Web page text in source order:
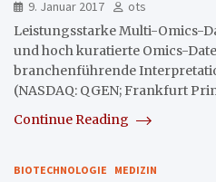
9. Januar 2017
ots
Leistungsstarke Multi-Omics-
und hoch kuratierte Omics-
branchenführende
(NASDAQ: QGEN; Frankfurt
Continue Reading
BIOTECHNOLOGIE MEDIZIN